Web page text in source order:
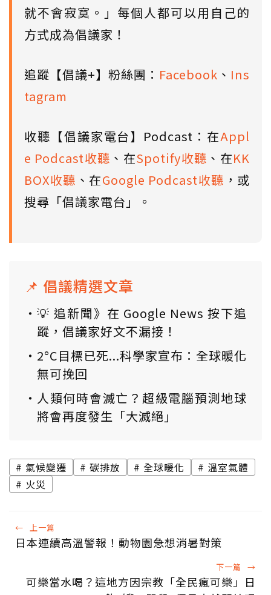
就不會寂寞。」每個人都可以用自己的
方式成為倡議家！
追蹤【倡議+】粉絲團： Facebook 、 Ins
tagram
收聽【倡議家電台】Podcast：在Appl
e Podcast收聽 、在Spotify收聽 、在KK
BOX收聽 、在Google Podcast收聽 ，或
搜尋「倡議家電台」。
📌 倡議精選文章
💡 追新聞》在 Google News 按下追
蹤，倡議家好文不漏接！
2°C目標已死...科學家宣布：全球暖化
無可挽回
人類何時會滅亡？超級電腦預測地球
將會再度發生「大滅絕」
氣候變遷 碳排放 全球暖化
溫室氣體
火災
← 上一篇
日本連續高溫警報！動物園急想消暑對策
下一篇 →
可樂當水喝？這地方因宗教「全民瘋可樂」日